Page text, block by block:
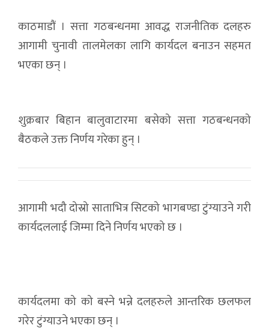
काठमाडौं । सत्ता गठबन्धनमा आवद्ध राजनीतिक दलहरु
आगामी चुनावी तालमेलका लागि कार्यदल बनाउन सहमत
भएका छन् ।
शुक्रबार बिहान बालुवाटारमा बसेको सत्ता गठबन्धनको
बैठकले उक्त निर्णय गरेका हुन् ।
आगामी भदौ दोस्रो साताभित्र सिटको भागबण्डा टुंग्याउने गरी
कार्यदललाई जिम्मा दिने निर्णय भएको छ ।
कार्यदलमा को को बस्ने भन्ने दलहरुले आन्तरिक छलफल
गरेर टुंग्याउने भएका छन् ।